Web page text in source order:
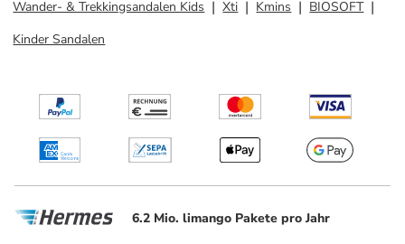
Wander- & Trekkingsandalen Kids
Xti Kmins
BIOSOFT
Kinder Sandalen
6.2 Mio. limango Pakete pro Jahr